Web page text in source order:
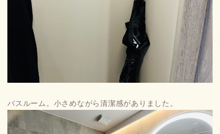
バスルーム。小さめながら清潔感がありました。